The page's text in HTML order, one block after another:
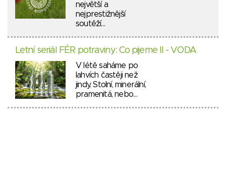
největší a
nejprestižnější
soutěží…
Letní seriál FÉR potraviny: Co pijeme II - VODA
V létě saháme po
lahvích častěji než
jindy. Stolní, minerální,
pramenitá, nebo…